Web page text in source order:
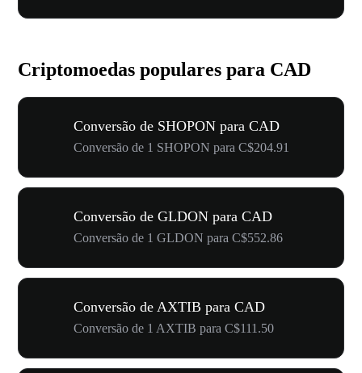
Criptomoedas populares para CAD
Conversão de SHOPON para CAD
Conversão de 1 SHOPON para C$204.91
Conversão de GLDON para CAD
Conversão de 1 GLDON para C$552.86
Conversão de AXTIB para CAD
Conversão de 1 AXTIB para C$111.50